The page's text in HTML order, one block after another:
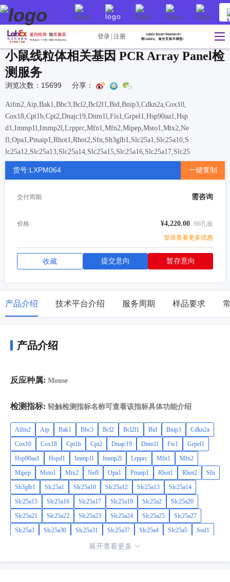
登录 注册
小鼠线粒体相关基因 PCR Array Panel检
测服务
浏览次数：15699 分享：
Aifm2,Aip,Bak1,Bbc3,Bcl2,Bcl2l1,Bid,Bnip3,Cdkn2a,Cox10,
Cox18,Cpt1b,Cpt2,Dnajc19,Dnm1l,Fis1,Grpel1,Hsp90aa1,Hsp
d1,Immp1l,Immp2l,Lrpprc,Mfn1,Mfn2,Mipep,Msto1,Mtx2,Ne
fl,Opa1,Pmaip1,Rhot1,Rhot2,Sfn,Sh3glb1,Slc25a1,Slc25a10,S
lc25a12,Slc25a13,Slc25a14,Slc25a15,Slc25a16,Slc25a17,Slc25
a19,Slc25a2,Slc25a20,Slc25a21,Slc25a22,Slc25a23,Slc25a24,
Slc25a25,Slc25a27,Slc25a3,Slc25a30,Slc25a31,Slc25a37,Slc2
7a,Timm17b,Timm22,Timm23,Timm44,Timm50,Timm8a1,T
0l,Tomm70a,Trp53,Tspo,Ucp1,Ucp2,Ucp3,Uxt
货号:LXPM064 一键复制
交付周期: 需咨询
价格: ¥4,220.00 /96孔板
登录查看更多优惠
收藏 提交意向 暂存意向
产品介绍 技术平台介绍 服务周期 样品要求
产品介绍
反应种属: Mouse
检测指标: 轻触检测指标名称可查看该指标具体功能介绍
Aifm2 Aip Bak1 Bbc3 Bcl2 Bcl2l1 Bid Bnip3
Cdkn2a
Cox10
Cox18 Cpt1b Cpt2 Dnajc19 Dnm1l Fis1
Grpel1
Hsp90aa1
Hspd1 Immp1l Immp2l Lrpprc Mfn1
Mfn2
Mipep
Msto1 Mtx2 Nefl Opa1 Pmaip1 Rhot1 Rhot2
Sfn
Sh3glb1
Slc25a1 Slc25a10 Slc25a12 Slc25a13
Slc25a14
Slc25a15
Slc25a16 Slc25a17 Slc25a19 Slc25a2
Slc25a20
Slc25a21
Slc25a22 Slc25a23 Slc25a24 Slc25a25
Slc25a27
Slc25a3
Slc25a30 Slc25a31 Slc25a37 Slc25a4 Slc25a5
Sod1
Timm10 Timm10b
展开查看更多